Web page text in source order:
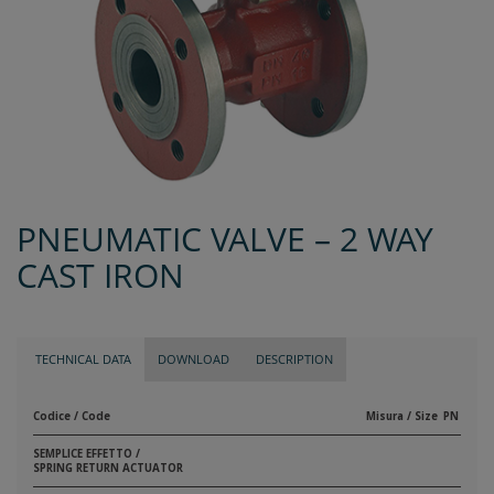
PNEUMATIC VALVE – 2 WAY
CAST IRON
TECHNICAL DATA DOWNLOAD DESCRIPTION
Codice / Code Misura / Size PN
SEMPLICE EFFETTO /
SPRING RETURN ACTUATOR